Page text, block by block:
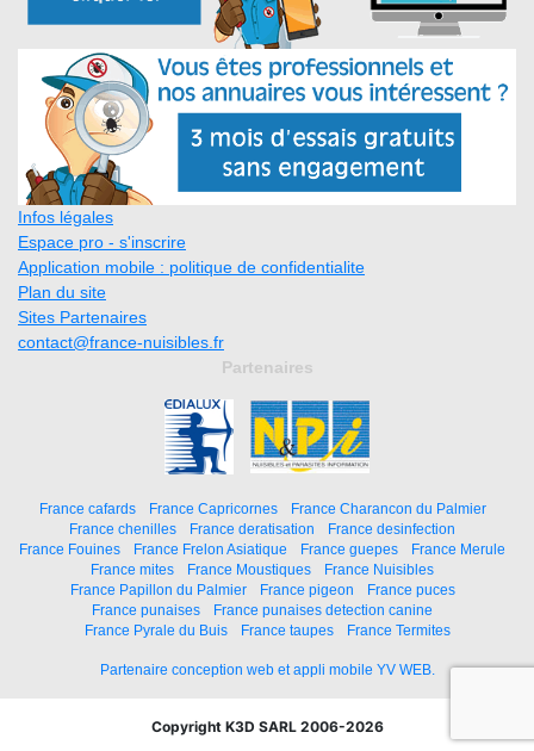
Infos légales
Espace pro - s'inscrire
Application mobile : politique de confidentialite
Plan du site
Sites Partenaires
contact@france-nuisibles.fr
Partenaires
France cafards France Capricornes
France Charancon du Palmier
France chenilles
France deratisation
France desinfection
France Fouines
France Frelon Asiatique France guepes
France Merule
France mites
France Moustiques
France Nuisibles
France Papillon du Palmier
France pigeon
France puces
France punaises
France punaises detection canine
France Pyrale du Buis
France taupes France Termites
Partenaire conception web et appli mobile YV WEB.
Copyright K3D SARL 2006-2026